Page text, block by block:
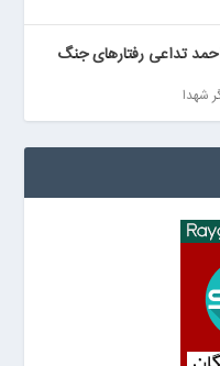
تداعی رفتارهای جنگ
شهدا